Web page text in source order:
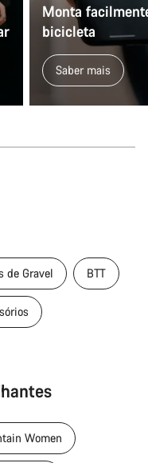
Monta
bicicleta
Saber mais
de Gravel BTT
Women